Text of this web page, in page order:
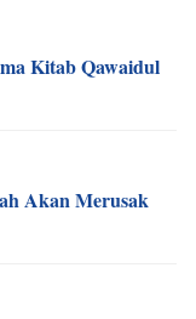
Kitab Qawaidul
Akan Merusak